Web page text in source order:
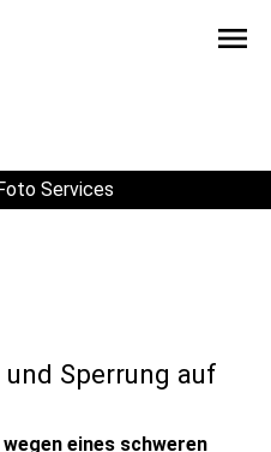
menu
Services
Sperrung auf
eines schweren